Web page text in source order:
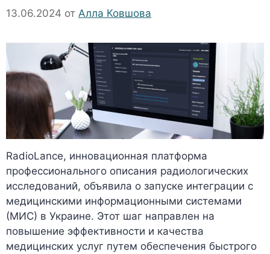
13.06.2024 от Алла Ковшова
RadioLance, инновационная платформа
профессионального описания радиологических
исследований, объявила о запуске интеграции с
медицинскими информационными системами
(МИС) в Украине. Этот шаг направлен на
повышение эффективности и качества
медицинских услуг путем обеспечения быстрого